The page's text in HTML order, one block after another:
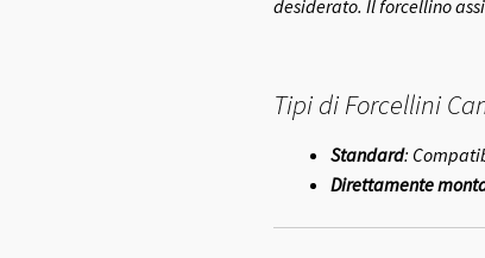
desiderato. Il forcellino
Tipi di Forcellini
Standard:
Direttamente